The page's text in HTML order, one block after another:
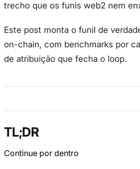
trecho que os funis web2 nem
Este post monta o funil de
on-chain, com benchmarks por
de atribuição que fecha o loop.
TL;DR
Continue por dentro